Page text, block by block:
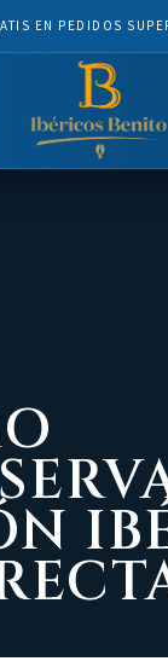
EN PEDIDOS